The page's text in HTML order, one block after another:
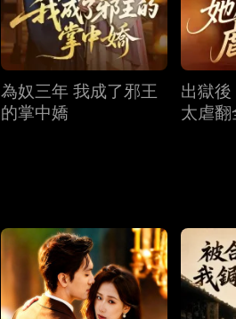
第37集 第
第40集
為奴三年 我成了邪王
的掌中嬌
出獄後
太虐翻